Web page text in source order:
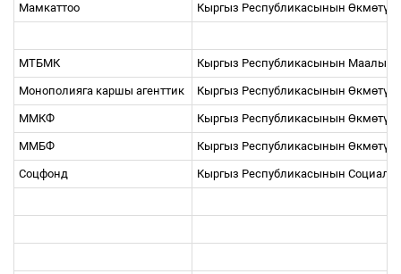
Мамкаттоо Кыргыз Республикасынын Өкмөтү
МТБМК Кыргыз Республикасынын
Монополияга каршы агенттик Кыргыз Республикасынын Өкмөтү
ММКФ Кыргыз Республикасынын Өкмөтү
ММБФ Кыргыз Республикасынын Өкмөтү
Соцфонд Кыргыз Республикасынын